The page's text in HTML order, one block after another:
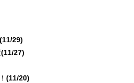
(11/29)
(11/27)
(11/20)